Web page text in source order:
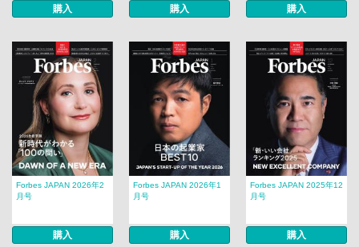
購入 購入 購入
Forbes JAPAN 2026年2
月号
購入
Forbes JAPAN 2026年1
月号
購入
Forbes JAPAN 2025年12
月号
購入